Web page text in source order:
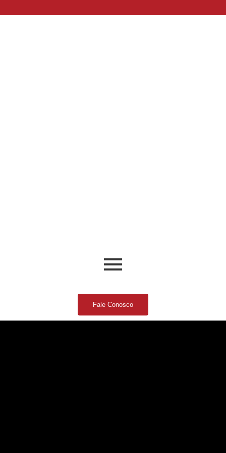
Fale Conosco